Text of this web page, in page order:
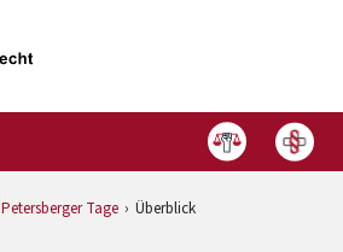
Petersberger Tage Überblick